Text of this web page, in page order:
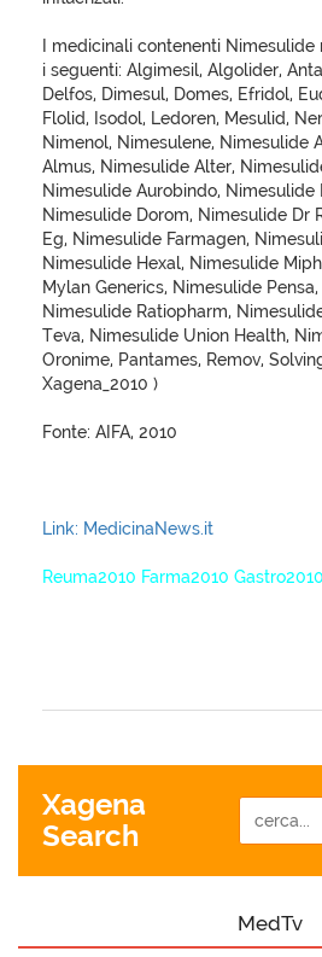
I medicinali contenenti
i seguenti: Algimesil, Algolider,
Delfos, Dimesul, Domes, Efridol,
Flolid, Isodol, Ledoren, Mesulid,
Nimenol, Nimesulene, Nimesulide
Almus, Nimesulide Alter,
Nimesulide Aurobindo, Nimesulide
Nimesulide Dorom, Nimesulide Dr
Eg, Nimesulide Farmagen,
Nimesulide Hexal, Nimesulide
Mylan Generics, Nimesulide
Nimesulide Ratiopharm,
Teva, Nimesulide Union Health,
Oronime, Pantames, Remov,
Xagena_2010 )
Fonte: AIFA, 2010
Link: MedicinaNews.it
Reuma2010 Farma2010 Gastro2010
Xagena
Search
MedTv